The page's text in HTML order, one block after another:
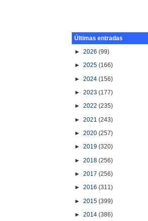
Últimas entradas
►2026(99)
►2025(166)
►2024(156)
►2023(177)
►2022(235)
►2021(243)
►2020(257)
►2019(320)
►2018(256)
►2017(256)
►2016(311)
►2015(399)
►2014(386)